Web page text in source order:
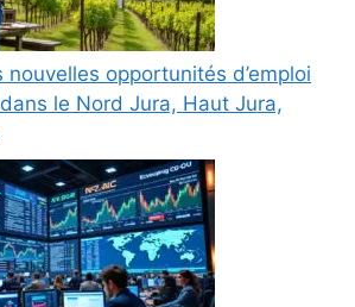
nouvelles opportunités d’emploi
le Nord Jura, Haut Jura,